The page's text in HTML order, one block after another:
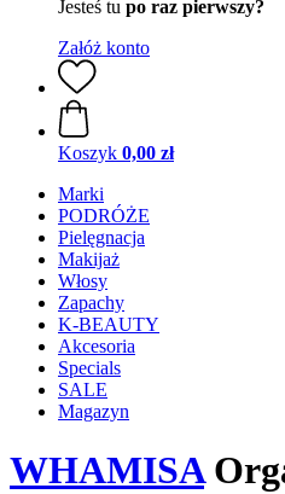
Jesteś tu po raz pierwszy?
Załóż konto
Koszyk 0,00 zł
Marki
PODRÓŻE
Pielęgnacja
Makijaż
Włosy
Zapachy
K-BEAUTY
Akcesoria
Specials
SALE
Magazyn
WHAMISA